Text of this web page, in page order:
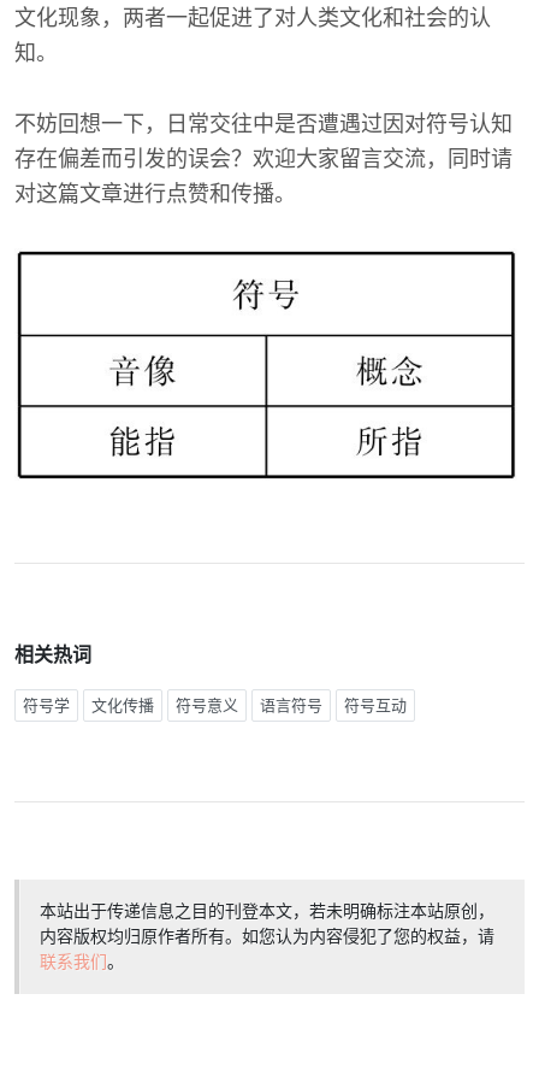
文化现象，两者一起促进了对人类文化和社会的认
知。
不妨回想一下，日常交往中是否遭遇过因对符号认知
存在偏差而引发的误会？欢迎大家留言交流，同时请
对这篇文章进行点赞和传播。
相关热词
符号学 文化传播 符号意义 语言符号 符号互动
本站出于传递信息之目的刊登本文，若未明确标注本站原创，
内容版权均归原作者所有。如您认为内容侵犯了您的权益，请
联系我们。